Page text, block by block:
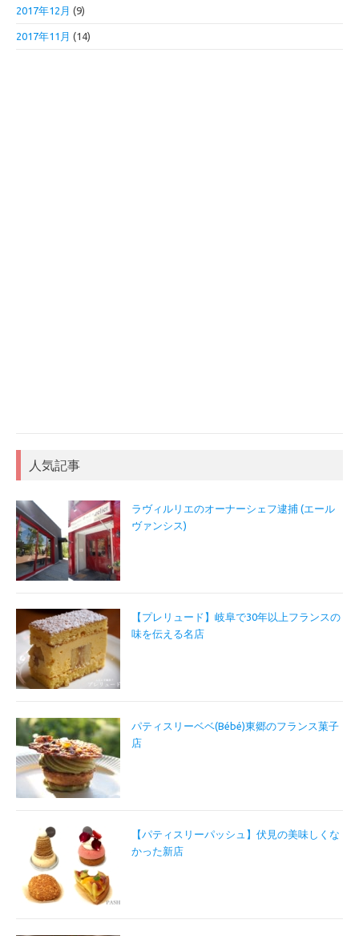
2017年12月 (9)
2017年11月 (14)
人気記事
ラヴィルリエのオーナーシェフ逮捕 (エール
ヴァンシス)
【プレリュード】岐阜で30年以上フランスの
味を伝える名店
パティスリーベベ(Bébé)東郷のフランス菓子
店
【パティスリーパッシュ】伏見の美味しくな
かった新店